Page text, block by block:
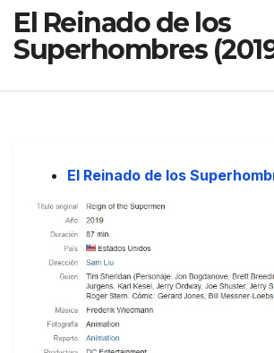
El Reinado de los
Superhombres
El Reinado de los